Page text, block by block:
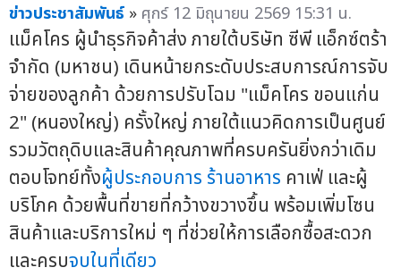
ข่าวประชาสัมพันธ์ » ศุกร์ 12 มิถุนายน 2569 15:31 น.
แม็คโคร ผู้นำธุรกิจค้าส่ง ภายใต้บริษัท ซีพี แอ็กซ์ตร้า
จำกัด (มหาชน) เดินหน้ายกระดับประสบการณ์การจับ
จ่ายของลูกค้า ด้วยการปรับโฉม "แม็คโคร ขอนแก่น
2" (หนองใหญ่) ครั้งใหญ่ ภายใต้แนวคิดการเป็นศูนย์
รวมวัตถุดิบและสินค้าคุณภาพที่ครบครันยิ่งกว่าเดิม
ตอบโจทย์ทั้งผู้ประกอบการ ร้านอาหาร คาเฟ่ และผู้
บริโภค ด้วยพื้นที่ขายที่กว้างขวางขึ้น พร้อมเพิ่มโซน
สินค้าและบริการใหม่ ๆ ที่ช่วยให้การเลือกซื้อสะดวก
และครบจบในที่เดียว